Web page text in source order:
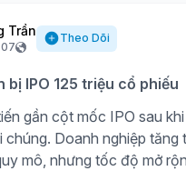
Trần Theo Dõi
bị IPO 125 triệu cổ phiếu
gần cột mốc IPO sau
chúng. Doanh nghiệp tăng
mô, nhưng tốc độ mở